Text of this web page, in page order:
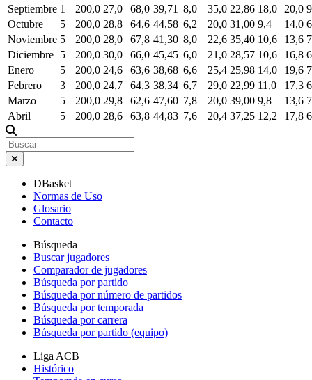
Septiembre 1 200,0 27,0 68,0 39,71 8,0 35,0 22,86 18,0 20,0
Octubre
5 200,0 28,8 64,6 44,58 6,2 20,0 31,00 9,4 14,0
Noviembre 5 200,0 28,0 67,8 41,30 8,0 22,6 35,40 10,6 13,6
Diciembre 5 200,0 30,0 66,0 45,45 6,0 21,0 28,57 10,6 16,8
Enero
5 200,0 24,6 63,6 38,68 6,6 25,4 25,98 14,0 19,6
Febrero
3 200,0 24,7 64,3 38,34 6,7 29,0 22,99 11,0 17,3
Marzo
5 200,0 29,8 62,6 47,60 7,8 20,0 39,00 9,8 13,6
Abril
5 200,0 28,6 63,8 44,83 7,6 20,4 37,25 12,2 17,8
DBasket
Normas de Uso
Glosario
Contacto
Búsqueda
Buscar jugadores
Comparador de jugadores
Búsqueda por partido
Búsqueda por número de partidos
Búsqueda por temporada
Búsqueda por carrera
Búsqueda por partido (equipo)
Liga ACB
Histórico